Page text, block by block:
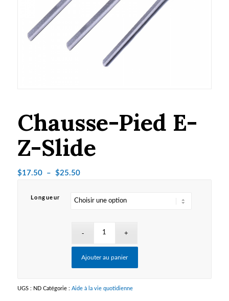
Chausse-Pied E-
Z-Slide
$17.50 – $25.50Plage
prix :
$25.50
Longueur
Ajouter au panier
UGS : ND Catégorie : Aide à la vie quotidienne